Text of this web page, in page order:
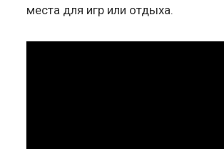
места для игр или отдыха.